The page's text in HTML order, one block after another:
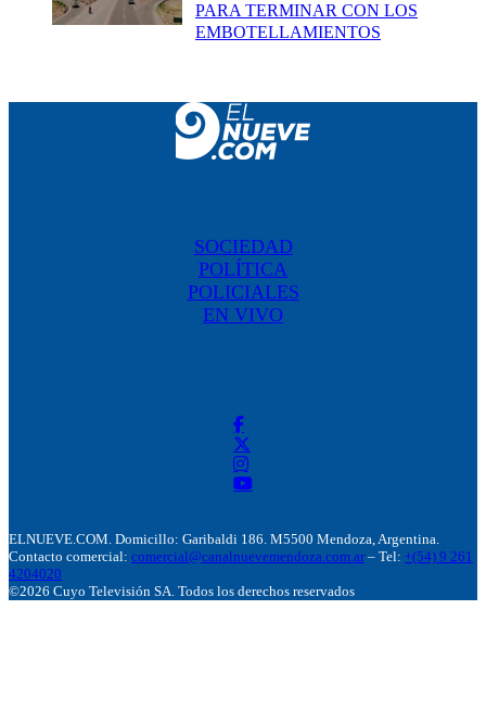
PARA TERMINAR CON LOS
EMBOTELLAMIENTOS
SOCIEDAD
POLÍTICA
POLICIALES
EN VIVO
ELNUEVE.COM. Domicillo: Garibaldi 186. M5500 Mendoza, Argentina.
Contacto comercial: comercial@canalnuevemendoza.com.ar – Tel: +(54) 9 261
4204020
©2026 Cuyo Televisión SA. Todos los derechos reservados